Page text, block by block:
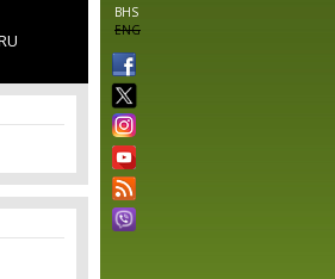
BHS
ENG